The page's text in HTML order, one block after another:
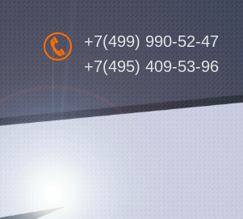
+7(499) 990-52-47
+7(495) 409-53-96